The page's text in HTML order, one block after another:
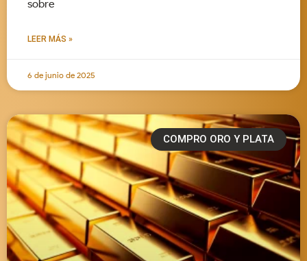
sobre
LEER MÁS »
6 de junio de 2025
COMPRO ORO Y PLATA